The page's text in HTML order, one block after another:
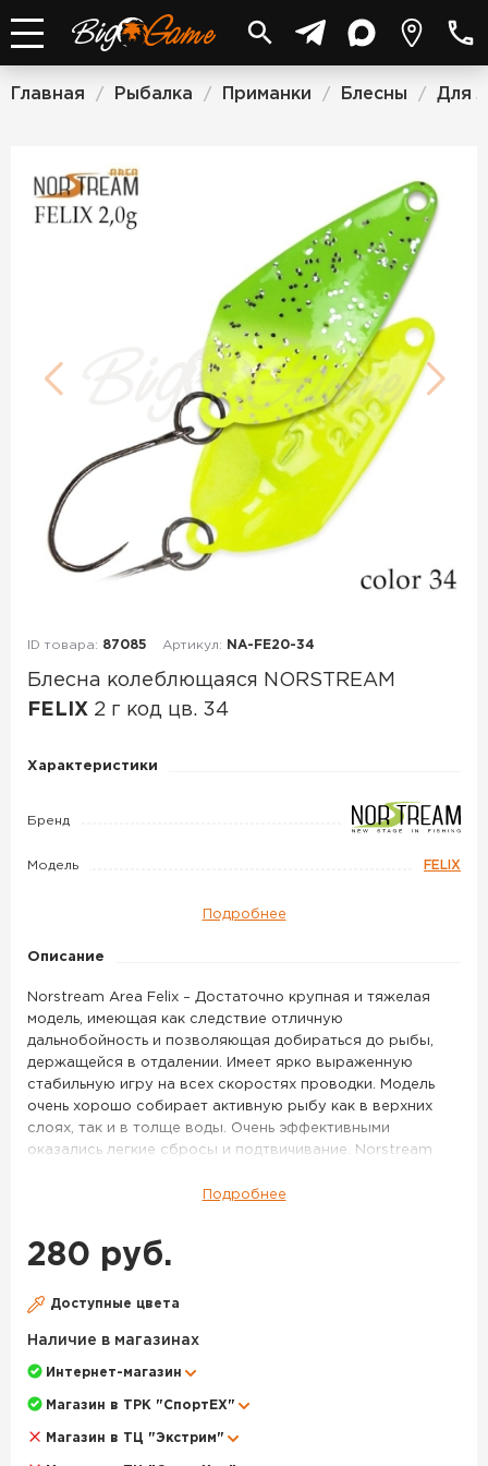
Главная / Рыбалка / Приманки / Блесны / Для
ID товара: 87085 Артикул: NA-FE20-34
Блесна колеблющаяся NORSTREAM
FELIX 2 г код цв. 34
Блесна
NORSTREAM
2
цв.
34
Характеристики
Бренд
Модель FELIX
Подробнее
Описание
Norstream Area Felix – Достаточно крупная и тяжелая
модель, имеющая как следствие отличную
дальнобойность и позволяющая добираться до рыбы,
держащейся в отдалении. Имеет ярко выраженную
стабильную игру на всех скоростях проводки. Модель
очень хорошо собирает активную рыбу как в верхних
слоях, так и в толще воды. Очень эффективными
оказались легкие сбросы и подтвичивание. Norstream
Felix’a. Данный размер имеет два варианта исполнения
размашистую игру и большую стабильность, она лучше
подходит для ловли на течении, с успехом применяется
эффективно получится облавливать небольшие приямки
стоячей воде она будет весьма эффективна, если
активность рыбы пошла на спад, и крупные активные
Самая легкая версия этой модели, имеет тот же размер,
что и Felix 2,3 г, но за счет меньшего веса обладает куда
Подробнее
280 руб.
Доступные цвета
Наличие в магазинах
Интернет-магазин
Магазин в ТРК "СпортЕХ"
Магазин в ТЦ "Экстрим"